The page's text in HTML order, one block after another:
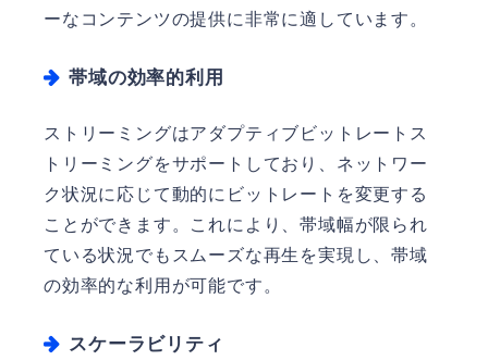
ーなコンテンツの提供に非常に適しています。
帯域の効率的利用
ストリーミングはアダプティブビットレートス
トリーミングをサポートしており、ネットワー
ク状況に応じて動的にビットレートを変更する
ことができます。これにより、帯域幅が限られ
ている状況でもスムーズな再生を実現し、帯域
の効率的な利用が可能です。
スケーラビリティ